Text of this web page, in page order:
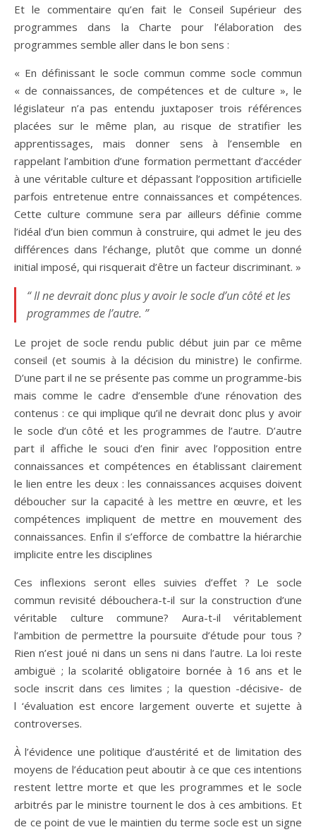
Et le commentaire qu’en fait le Conseil Supérieur des
programmes dans la Charte pour l’élaboration des
programmes semble aller dans le bon sens :
« En définissant le socle commun comme socle commun
« de connaissances, de compétences et de culture », le
législateur n’a pas entendu juxtaposer trois références
placées sur le même plan, au risque de stratifier les
apprentissages, mais donner sens à l’ensemble en
rappelant l’ambition d’une formation permettant d’accéder
à une véritable culture et dépassant l’opposition artificielle
parfois entretenue entre connaissances et compétences.
Cette culture commune sera par ailleurs définie comme
l’idéal d’un bien commun à construire, qui admet le jeu des
différences dans l’échange, plutôt que comme un donné
initial imposé, qui risquerait d’être un facteur discriminant. »
“ Il ne devrait donc plus y avoir le socle d’un côté et les
programmes de l’autre. ”
Le projet de socle rendu public début juin par ce même
conseil (et soumis à la décision du ministre) le confirme.
D’une part il ne se présente pas comme un programme-bis
mais comme le cadre d’ensemble d’une rénovation des
contenus : ce qui implique qu’il ne devrait donc plus y avoir
le socle d’un côté et les programmes de l’autre. D’autre
part il affiche le souci d’en finir avec l’opposition entre
connaissances et compétences en établissant clairement
le lien entre les deux : les connaissances acquises doivent
déboucher sur la capacité à les mettre en œuvre, et les
compétences impliquent de mettre en mouvement des
connaissances. Enfin il s’efforce de combattre la hiérarchie
implicite entre les disciplines
Ces inflexions seront elles suivies d’effet ? Le socle
commun revisité débouchera-t-il sur la construction d’une
véritable culture commune? Aura-t-il véritablement
l’ambition de permettre la poursuite d’étude pour tous ?
Rien n’est joué ni dans un sens ni dans l’autre. La loi reste
ambiguë ; la scolarité obligatoire bornée à 16 ans et le
socle inscrit dans ces limites ; la question -décisive- de
l ‘évaluation est encore largement ouverte et sujette à
controverses.
À l’évidence une politique d’austérité et de limitation des
moyens de l’éducation peut aboutir à ce que ces intentions
restent lettre morte et que les programmes et le socle
arbitrés par le ministre tournent le dos à ces ambitions. Et
de ce point de vue le maintien du terme socle est un signe